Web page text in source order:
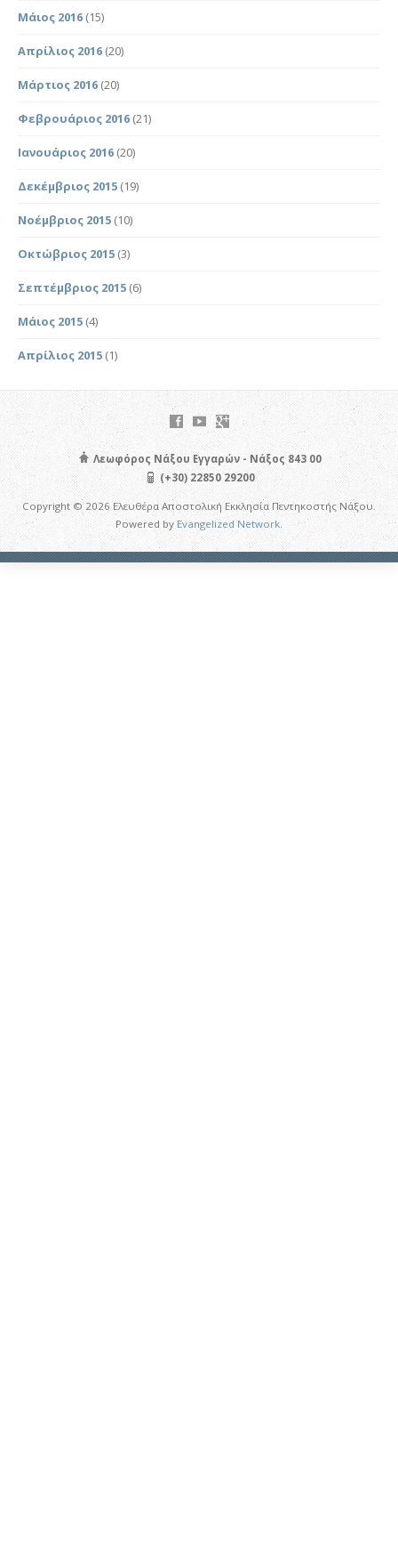
Μάιος 2016 (15)
Απρίλιος 2016 (20)
Μάρτιος 2016 (20)
Φεβρουάριος 2016 (21)
Ιανουάριος 2016 (20)
Δεκέμβριος 2015 (19)
Νοέμβριος 2015 (10)
Οκτώβριος 2015 (3)
Σεπτέμβριος 2015 (6)
Μάιος 2015 (4)
Απρίλιος 2015 (1)
Λεωφόρος Νάξου Εγγαρών - Νάξος 843 00
(+30) 22850 29200
Copyright © 2026 Ελευθέρα Αποστολική Εκκλησία Πεντηκοστής Νάξου.
Powered byEvangelized Network.